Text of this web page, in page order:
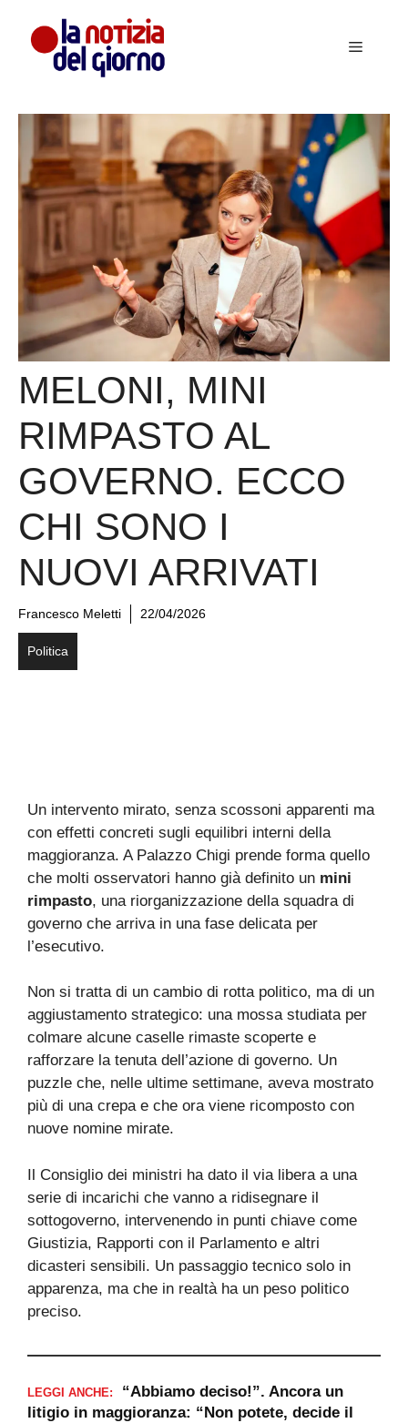
contenuto
Menu
MELONI, MINI
RIMPASTO AL
GOVERNO. ECCO
CHI SONO I
NUOVI ARRIVATI
Francesco Meletti 22/04/2026
Politica
Un intervento mirato, senza scossoni apparenti ma
con effetti concreti sugli equilibri interni della
maggioranza. A Palazzo Chigi prende forma quello
che molti osservatori hanno già definito un mini
rimpasto, una riorganizzazione della squadra di
governo che arriva in una fase delicata per
l’esecutivo.
Non si tratta di un cambio di rotta politico, ma di un
aggiustamento strategico: una mossa studiata per
colmare alcune caselle rimaste scoperte e
rafforzare la tenuta dell’azione di governo. Un
puzzle che, nelle ultime settimane, aveva mostrato
più di una crepa e che ora viene ricomposto con
nuove nomine mirate.
Il Consiglio dei ministri ha dato il via libera a una
serie di incarichi che vanno a ridisegnare il
sottogoverno, intervenendo in punti chiave come
Giustizia, Rapporti con il Parlamento e altri
dicasteri sensibili. Un passaggio tecnico solo in
apparenza, ma che in realtà ha un peso politico
preciso.
LEGGI ANCHE:
“Abbiamo deciso!”. Ancora un
litigio in maggioranza: “Non potete, decide il